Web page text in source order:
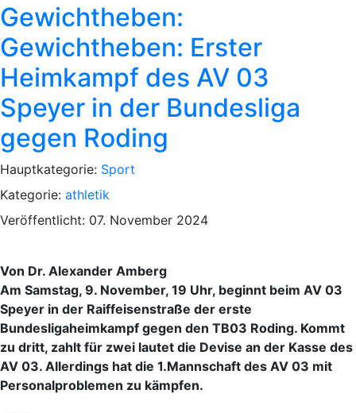
Gewichtheben:
Gewichtheben: Erster
Heimkampf des AV 03
Speyer in der Bundesliga
gegen Roding
Hauptkategorie: Sport
Kategorie: athletik
Veröffentlicht: 07. November 2024
Von Dr. Alexander Amberg
Am Samstag, 9. November, 19 Uhr, beginnt beim AV 03
Speyer in der Raiffeisenstraße der erste
Bundesligaheimkampf gegen den TB03 Roding. Kommt
zu dritt, zahlt für zwei lautet die Devise an der Kasse des
AV 03. Allerdings hat die 1.Mannschaft des AV 03 mit
Personalproblemen zu kämpfen.